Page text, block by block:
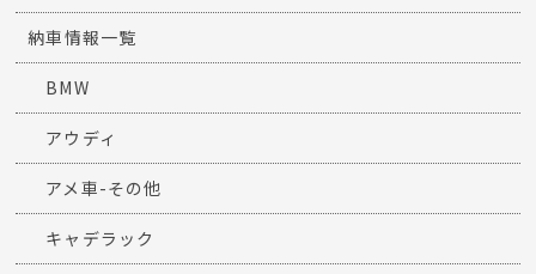
納車情報一覧
BMW
アウディ
アメ車-その他
キャデラック